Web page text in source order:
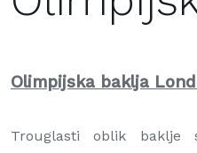
Olimpijska baklja
Trouglasti oblik baklje